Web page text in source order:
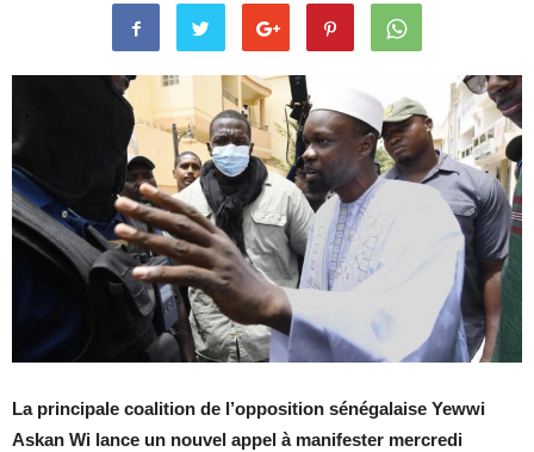
La principale coalition de l’opposition sénégalaise Yewwi
Askan Wi lance un nouvel appel à manifester mercredi